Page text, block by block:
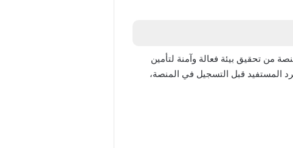
من تحقيق بيئة فعالة وآمنة لتأمين
المستفيد قبل التسجيل في المنصة،